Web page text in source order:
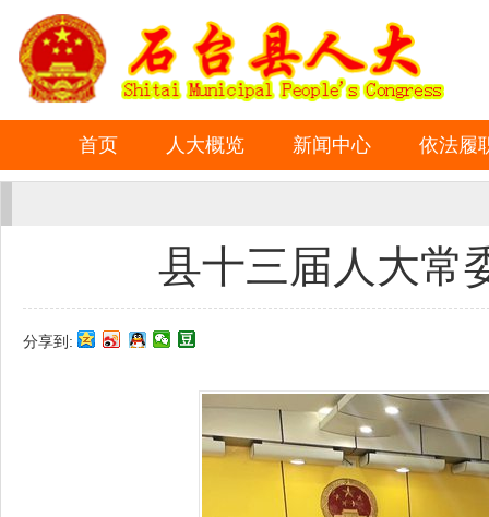
首页 人大概览 新闻中心 依法履
县十三届人大常
分享到: